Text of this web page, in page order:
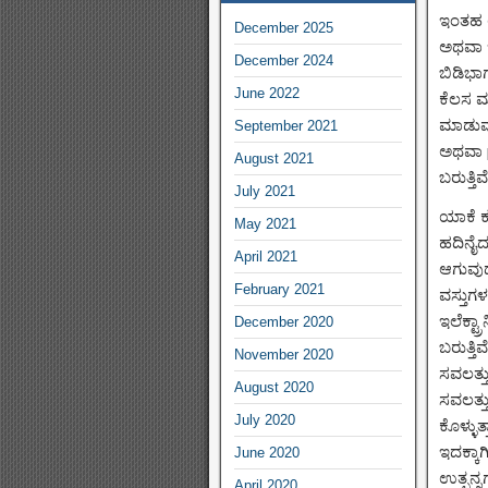
ಇಂತಹ
ಅಥವಾ
ಕೆಲಸ
ಅಥವಾ
ಯಾಕೆ
December 2025
December 2024
June 2022
September 2021
August 2021
July 2021
May 2021
April 2021
February 2021
December 2020
November 2020
August 2020
July 2020
June 2020